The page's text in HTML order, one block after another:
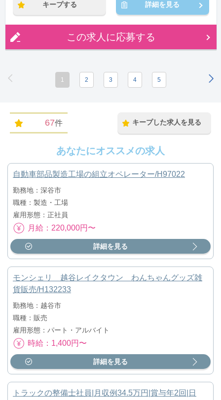
キープする 詳細を見る
この求人に応募する
1 2 3 4 5
67件 キープした求人を見る
あなたにオススメの求人
自動車部品製造工場の組立オペレーター/H97022
勤務地：深谷市
職種：製造・工場
雇用形態：正社員
月給：220,000円〜
詳細を見る
モンシェリ 越谷レイクタウン わんちゃんグッズ雑
貨販売/H132233
勤務地：越谷市
職種：販売
雇用形態：パート・アルバイト
時給：1,400円〜
詳細を見る
トラックの整備士社員|月収例34.5万円|賞与年2回|日